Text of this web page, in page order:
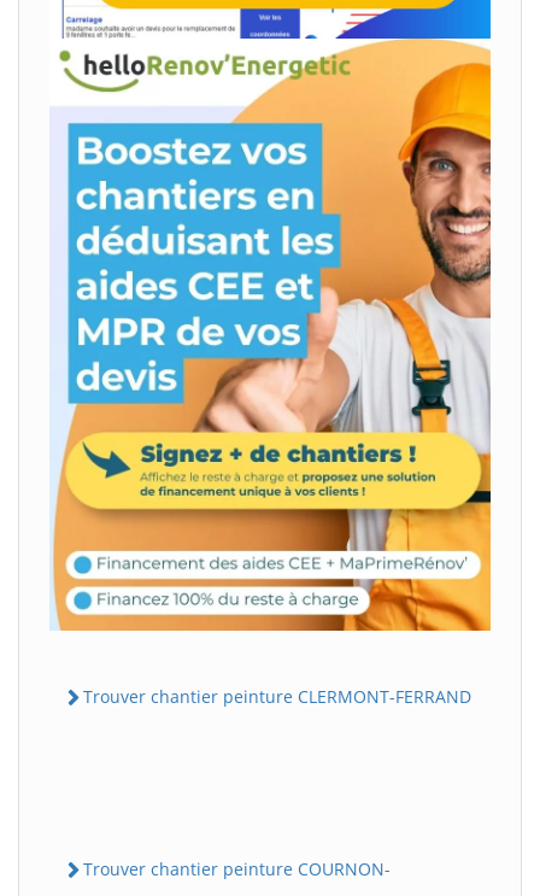
Trouver chantier peinture CLERMONT-FERRAND
Trouver chantier peinture COURNON-